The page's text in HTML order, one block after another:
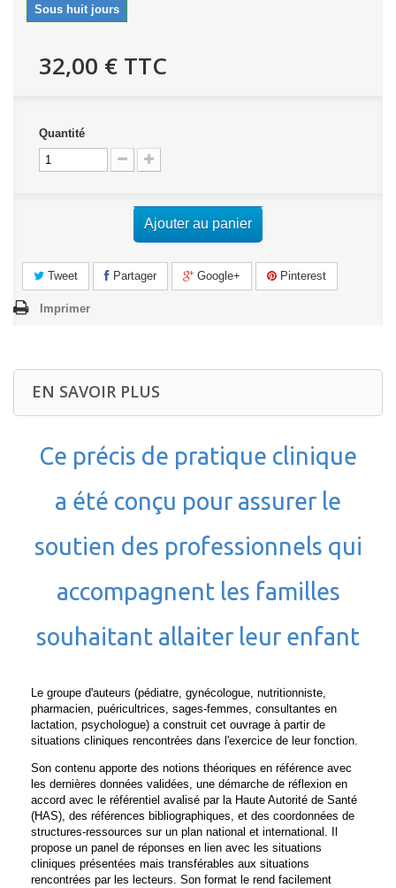
Sous huit jours
32,00 € TTC
Quantité
Ajouter au panier
Tweet Partager Google+ Pinterest
Imprimer
EN SAVOIR PLUS
Ce précis de pratique clinique
a été conçu pour assurer le
soutien des professionnels qui
accompagnent les familles
souhaitant allaiter leur enfant
Le groupe d'auteurs (pédiatre, gynécologue, nutritionniste,
pharmacien, puéricultrices, sages-femmes, consultantes en
lactation, psychologue) a construit cet ouvrage à partir de
situations cliniques rencontrées dans l'exercice de leur fonction.
Son contenu apporte des notions théoriques en référence avec
les dernières données validées, une démarche de réflexion en
accord avec le référentiel avalisé par la Haute Autorité de Santé
(HAS), des références bibliographiques, et des coordonnées de
structures-ressources sur un plan national et international. Il
propose un panel de réponses en lien avec les situations
cliniques présentées mais transférables aux situations
rencontrées par les lecteurs. Son format le rend facilement